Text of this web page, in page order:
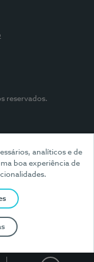
analíticos e de
boa experiência de
reservados.